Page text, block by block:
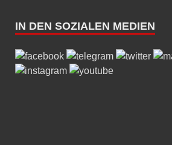
IN DEN SOZIALEN MEDIEN